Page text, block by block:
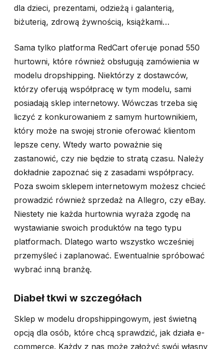
dla dzieci, prezentami, odzieżą i galanterią,
biżuterią, zdrową żywnością, książkami…
Sama tylko platforma RedCart oferuje ponad 550
hurtowni, które również obsługują zamówienia w
modelu dropshipping. Niektórzy z dostawców,
którzy oferują współpracę w tym modelu, sami
posiadają sklep internetowy. Wówczas trzeba się
liczyć z konkurowaniem z samym hurtownikiem,
który może na swojej stronie oferować klientom
lepsze ceny. Wtedy warto poważnie się
zastanowić, czy nie będzie to stratą czasu. Należy
dokładnie zapoznać się z zasadami współpracy.
Poza swoim sklepem internetowym możesz chcieć
prowadzić również sprzedaż na Allegro, czy eBay.
Niestety nie każda hurtownia wyraża zgodę na
wystawianie swoich produktów na tego typu
platformach. Dlatego warto wszystko wcześniej
przemyśleć i zaplanować. Ewentualnie spróbować
wybrać inną branżę.
Diabeł tkwi w szczegółach
Sklep w modelu dropshippingowym, jest świetną
opcją dla osób, które chcą sprawdzić, jak działa e-
commerce. Każdy z nas może założyć swój własny